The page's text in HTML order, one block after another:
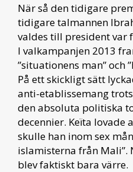
När så den tidigare
tidigare talmannen
valdes till president var
I valkampanjen 2013
”situationens man” och
På ett skickligt sätt
anti-etablissemang
den absoluta politiska
decennier. Keïta lovade
skulle han inom sex
islamisterna från Mali”.
blev faktiskt bara värre.